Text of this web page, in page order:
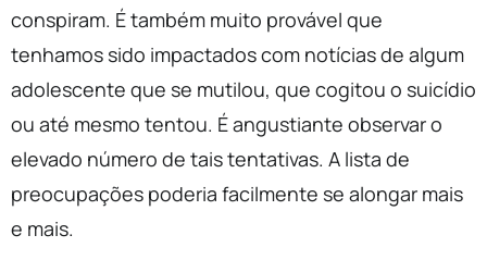
conspiram. É também muito provável que
tenhamos sido impactados com notícias de algum
adolescente que se mutilou, que cogitou o suicídio
ou até mesmo tentou. É angustiante observar o
elevado número de tais tentativas. A lista de
preocupações poderia facilmente se alongar mais
e mais.